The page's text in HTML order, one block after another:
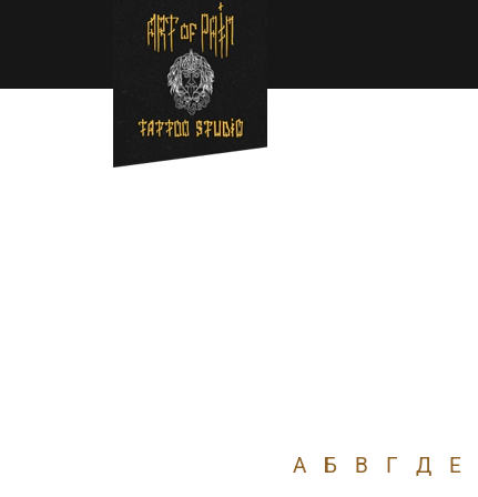
Перейти к основному содержанию
Строка навигации
А Б В Г Д Е